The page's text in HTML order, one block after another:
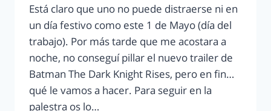
Está claro que uno no puede distraerse ni en
un día festivo como este 1 de Mayo (día del
trabajo). Por más tarde que me acostara a
noche, no conseguí pillar el nuevo trailer de
Batman The Dark Knight Rises, pero en fin…
qué le vamos a hacer. Para seguir en la
palestra os lo…